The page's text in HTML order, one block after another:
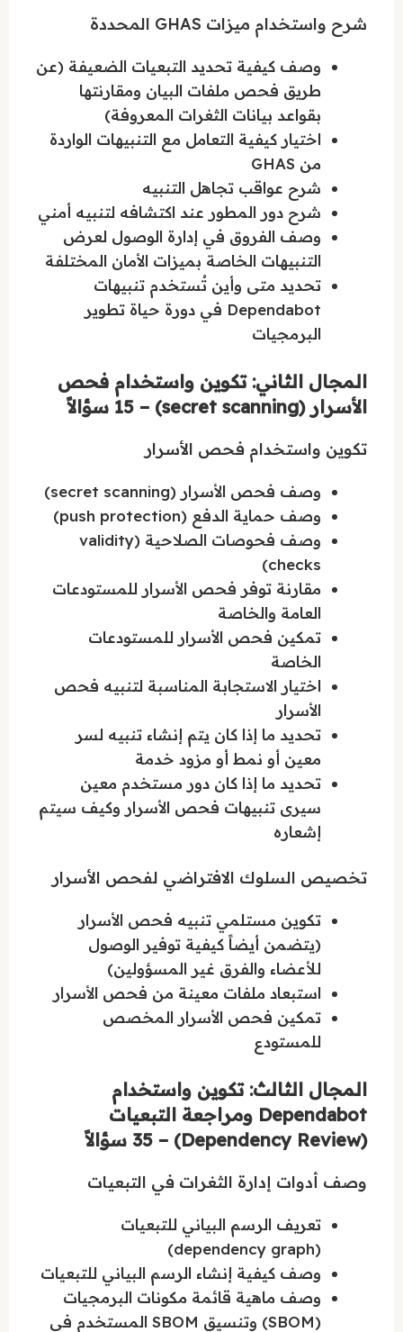
شرح واستخدام ميزات GHAS المحددة
وصف كيفية تحديد التبعيات الضعيفة (عن
طريق فحص ملفات البيان ومقارنتها
بقواعد بيانات الثغرات المعروفة)
اختيار كيفية التعامل مع التنبيهات الواردة
من GHAS
شرح عواقب تجاهل التنبيه
شرح دور المطور عند اكتشافه لتنبيه أمني
وصف الفروق في إدارة الوصول لعرض
التنبيهات الخاصة بميزات الأمان المختلفة
تحديد متى وأين تُستخدم تنبيهات
Dependabot في دورة حياة تطوير
البرمجيات
المجال الثاني: تكوين واستخدام فحص
الأسرار (secret scanning) – 15 سؤالاً
تكوين واستخدام فحص الأسرار
وصف فحص الأسرار (secret scanning)
وصف حماية الدفع (push protection)
وصف فحوصات الصلاحية (validity
checks)
مقارنة توفر فحص الأسرار للمستودعات
العامة والخاصة
تمكين فحص الأسرار للمستودعات
الخاصة
اختيار الاستجابة المناسبة لتنبيه فحص
الأسرار
تحديد ما إذا كان يتم إنشاء تنبيه لسر
معين أو نمط أو مزود خدمة
تحديد ما إذا كان دور مستخدم معين
سيرى تنبيهات فحص الأسرار وكيف سيتم
إشعاره
تخصيص السلوك الافتراضي لفحص الأسرار
تكوين مستلمي تنبيه فحص الأسرار
(يتضمن أيضاً كيفية توفير الوصول
للأعضاء والفرق غير المسؤولين)
استبعاد ملفات معينة من فحص الأسرار
تمكين فحص الأسرار المخصص
للمستودع
المجال الثالث: تكوين واستخدام
Dependabot ومراجعة التبعيات
(Dependency Review) – 35 سؤالاً
وصف أدوات إدارة الثغرات في التبعيات
تعريف الرسم البياني للتبعيات
(dependency graph)
وصف كيفية إنشاء الرسم البياني للتبعيات
وصف ماهية قائمة مكونات البرمجيات
(SBOM) وتنسيق SBOM المستخدم في